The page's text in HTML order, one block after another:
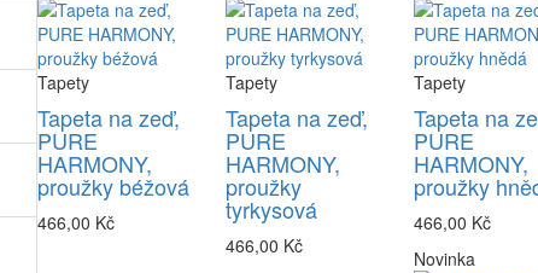
Tapety
Tapeta na zeď,
PURE
HARMONY,
proužky béžová
466,00 Kč
Tapety
Tapeta na zeď,
PURE
HARMONY,
proužky
tyrkysová
466,00 Kč
Tapety
Tapeta na
PURE
HARMONY,
proužky
466,00 Kč
Novinka